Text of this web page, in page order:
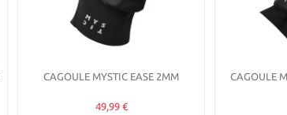
CAGOULE MYSTIC EASE 2MM
49,99 €
CAGOULE